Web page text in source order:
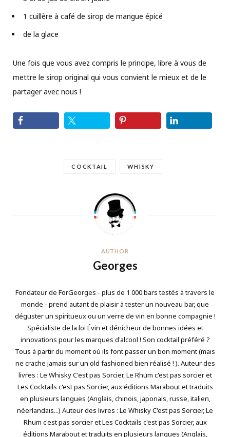
1 cuillère à café de sirop de mangue épicé
de la glace
Une fois que vous avez compris le principe, libre à vous de
mettre le sirop original qui vous convient le mieux et de le
partager avec nous !
COCKTAIL WHISKY
AUTHOR
Georges
Fondateur de ForGeorges - plus de 1 000 bars testés à travers le
monde - prend autant de plaisir à tester un nouveau bar, que
déguster un spiritueux ou un verre de vin en bonne compagnie !
Spécialiste de la loi Évin et dénicheur de bonnes idées et
innovations pour les marques d'alcool ! Son cocktail préféré ?
Tous à partir du moment où ils font passer un bon moment (mais
ne crache jamais sur un old fashioned bien réalisé ! ). Auteur des
livres : Le Whisky C'est pas Sorcier, Le Rhum c'est pas sorcier et
Les Cocktails c'est pas Sorcier, aux éditions Marabout et traduits
en plusieurs langues (Anglais, chinois, japonais, russe, italien,
néerlandais...) Auteur des livres : Le Whisky C'est pas Sorcier, Le
Rhum c'est pas sorcier et Les Cocktails c'est pas Sorcier, aux
éditions Marabout et traduits en plusieurs langues (Anglais,